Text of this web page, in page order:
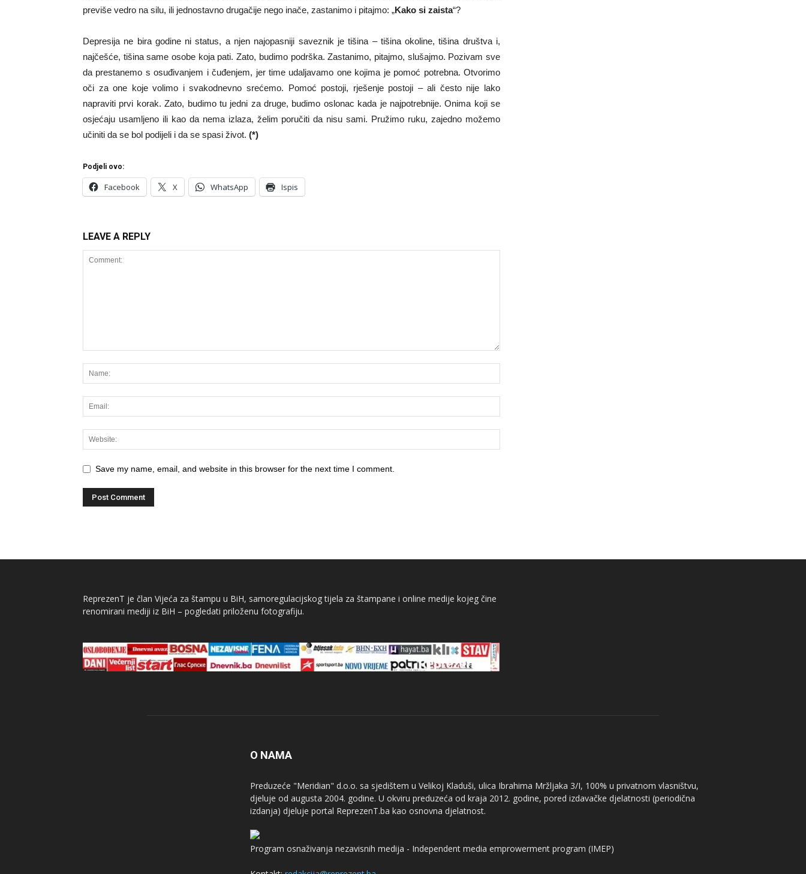
previše vedro na silu, ili jednostavno drugačije nego inače, zastanimo i pitajmo: „Kako si zaista“?
Depresija ne bira godine ni status, a njen najopasniji saveznik je tišina – tišina okoline, tišina društva i,
najčešće, tišina same osobe koja pati. Zato, budimo podrška. Zastanimo, pitajmo, slušajmo. Pozivam sve
da prestanemo s osuđivanjem i čuđenjem, jer time udaljavamo one kojima je pomoć potrebna. Otvorimo
oči za one koje volimo i svakodnevno srećemo. Pomoć postoji, rješenje postoji – ali često nije lako
napraviti prvi korak. Zato, budimo tu jedni za druge, budimo oslonac kada je najpotrebnije. Onima koji se
osjećaju usamljeno ili kao da nema izlaza, želim poručiti da nisu sami. Pružimo ruku, zajedno možemo
učiniti da se bol podijeli i da se spasi život. (*)
Podjeli ovo:
Facebook X WhatsApp Ispis
LEAVE A REPLY
Save my name, email, and website in this browser for the next time I comment.
ReprezenT je član Vijeća za štampu u BiH, samoregulacijskog tijela za štampane i online medije kojeg čine
renomirani mediji iz BiH – pogledati priloženu fotografiju.
O NAMA
Preduzeće "Meridian" d.o.o. sa sjedištem u Velikoj Kladuši, ulica Ibrahima Mržljaka 3/I, 100% u privatnom vlasništvu,
djeluje od augusta 2004. godine. U okviru preduzeća od kraja 2012. godine, pored izdavačke djelatnosti (periodična
izdanja) djeluje portal ReprezenT.ba kao osnovna djelatnost.
Program osnaživanja nezavisnih medija - Independent media emprowerment program (IMEP)